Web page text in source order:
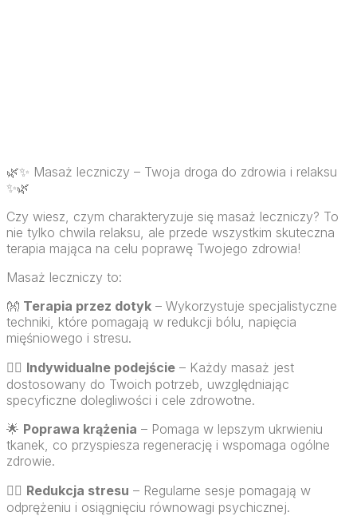
🌿✨ Masaż leczniczy – Twoja droga do zdrowia i relaksu
✨🌿
Czy wiesz, czym charakteryzuje się masaż leczniczy? To
nie tylko chwila relaksu, ale przede wszystkim skuteczna
terapia mająca na celu poprawę Twojego zdrowia!
Masaż leczniczy to:
👐 Terapia przez dotyk – Wykorzystuje specjalistyczne
techniki, które pomagają w redukcji bólu, napięcia
mięśniowego i stresu.
💆‍♂️ Indywidualne podejście – Każdy masaż jest
dostosowany do Twoich potrzeb, uwzględniając
specyficzne dolegliwości i cele zdrowotne.
🌟 Poprawa krążenia – Pomaga w lepszym ukrwieniu
tkanek, co przyspiesza regenerację i wspomaga ogólne
zdrowie.
🧘‍♀️ Redukcja stresu – Regularne sesje pomagają w
odprężeniu i osiągnięciu równowagi psychicznej.